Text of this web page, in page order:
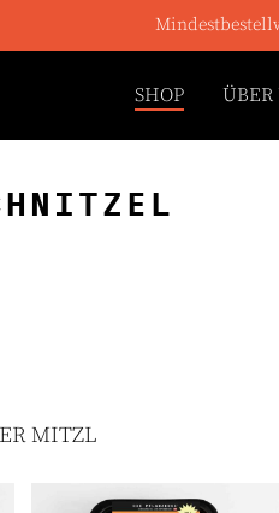
SHOP ÜBER
MITZL